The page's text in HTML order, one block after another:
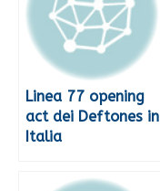
Linea 77 opening
act dei Deftones in
Italia